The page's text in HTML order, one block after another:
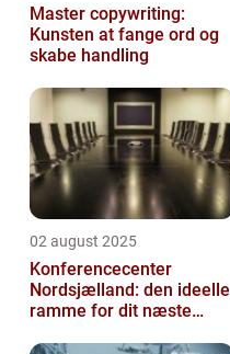
Master copywriting:
Kunsten at fange ord og
skabe handling
02 august 2025
Konferencecenter
Nordsjælland: den ideelle
ramme for dit næste